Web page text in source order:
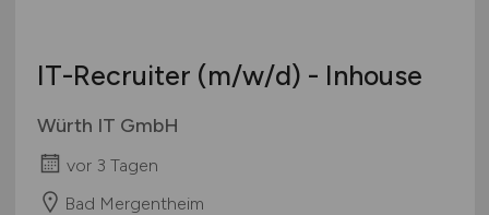
IT-Recruiter (m/w/d) - Inhouse
Würth IT GmbH
vor 3 Tagen
Bad Mergentheim